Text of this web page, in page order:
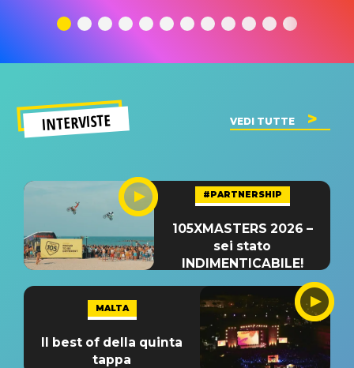
significato
del singolo
INTERVISTE VEDI TUTTE
#PARTNERSHIP
105XMASTERS 2026 –
sei stato
INDIMENTICABILE!
MALTA
Il best of della quinta
tappa